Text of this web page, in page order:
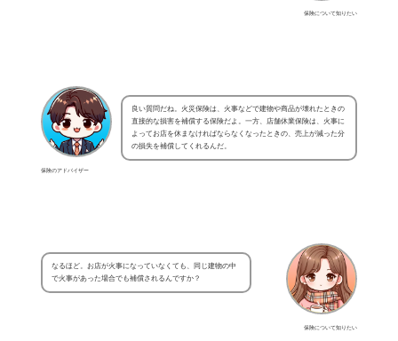
保険について知りたい
保険のアドバイザー
良い質問だね。火災保険は、火事などで建物や商品が壊れたときの
直接的な損害を補償する保険だよ。一方、店舗休業保険は、火事に
よってお店を休まなければならなくなったときの、売上が減った分
の損失を補償してくれるんだ。
保険について知りたい
なるほど。お店が火事になっていなくても、同じ建物の中
で火事があった場合でも補償されるんですか？